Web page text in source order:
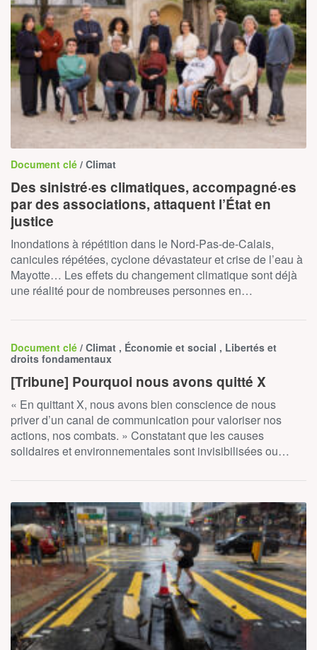
Document clé / Climat
Des sinistré·es climatiques, accompagné·es
par des associations, attaquent l’État en
justice
Inondations à répétition dans le Nord-Pas-de-Calais,
canicules répétées, cyclone dévastateur et crise de l’eau à
Mayotte… Les effets du changement climatique sont déjà
une réalité pour de nombreuses personnes en…
Document clé / Climat , Économie et social , Libertés et
droits fondamentaux
[Tribune] Pourquoi nous avons quitté X
« En quittant X, nous avons bien conscience de nous
priver d’un canal de communication pour valoriser nos
actions, nos combats. » Constatant que les causes
solidaires et environnementales sont invisibilisées ou…